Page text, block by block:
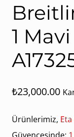
1
₺23,000.00
Ürünlerimiz,